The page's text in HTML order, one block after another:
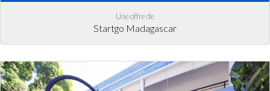
Une offre de
Startgo Madagascar